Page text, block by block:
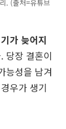
. (출처=유튜브
가 늦어지
당장 결혼이
능성을 남겨
우가 생기